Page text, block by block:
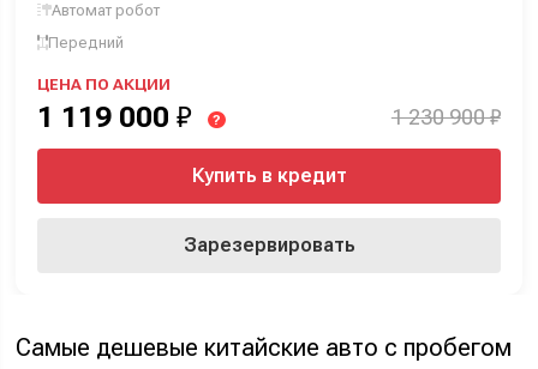
Автомат робот
Передний
ЦЕНА ПО АКЦИИ
1 119 000 ₽ ? 1 230 900 ₽
Купить в кредит
Зарезервировать
Самые дешевые китайские авто с пробегом